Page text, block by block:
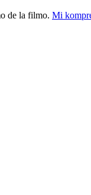
de la filmo. Mi